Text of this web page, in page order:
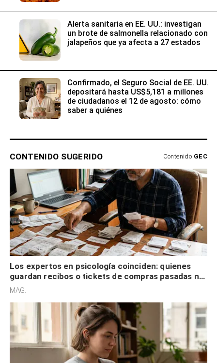
Alerta sanitaria en EE. UU.: investigan
un brote de salmonella relacionado con
jalapeños que ya afecta a 27 estados
Confirmado, el Seguro Social de EE. UU.
depositará hasta US$5,181 a millones
de ciudadanos el 12 de agosto: cómo
saber a quiénes
CONTENIDO SUGERIDO Contenido GEC
Los expertos en psicología coinciden: quienes
guardan recibos o tickets de compras pasadas no
son acumuladores, sino que tienen necesidad de
MAG.